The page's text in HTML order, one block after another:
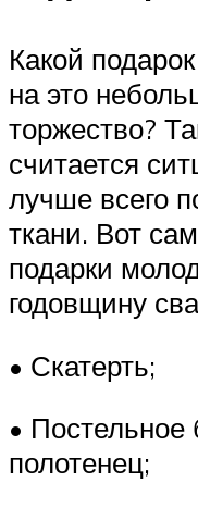
Какой
на это
торжество?
считается
лучше всего
ткани. Вот
подарки
годовщину
• Скатерть;
•
полотенец;